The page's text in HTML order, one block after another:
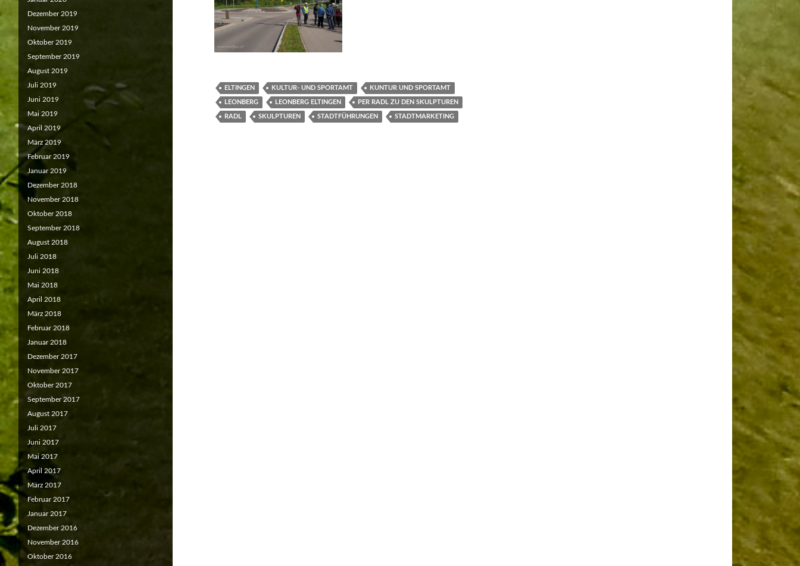
ELTINGEN KULTUR- UND SPORTAMT KUNTUR UND SPORTAMT
LEONBERG LEONBERG ELTINGEN PER RADL ZU DEN SKULPTUREN
RADL SKULPTUREN STADTFÜHRUNGEN STADTMARKETING
Dezember 2019
November 2019
Oktober 2019
September 2019
August 2019
Juli 2019
Juni 2019
Mai 2019
April 2019
März 2019
Februar 2019
Januar 2019
Dezember 2018
November 2018
Oktober 2018
September 2018
August 2018
Juli 2018
Juni 2018
Mai 2018
April 2018
März 2018
Februar 2018
Januar 2018
Dezember 2017
November 2017
Oktober 2017
September 2017
August 2017
Juli 2017
Juni 2017
Mai 2017
April 2017
März 2017
Februar 2017
Januar 2017
Dezember 2016
November 2016
Oktober 2016